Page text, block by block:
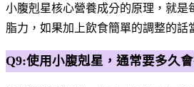
小腹剋星核心營養成分的原理，就是
脂力，如果加上飲食簡單的調整的話
Q9:使用小腹剋星，通常要多久